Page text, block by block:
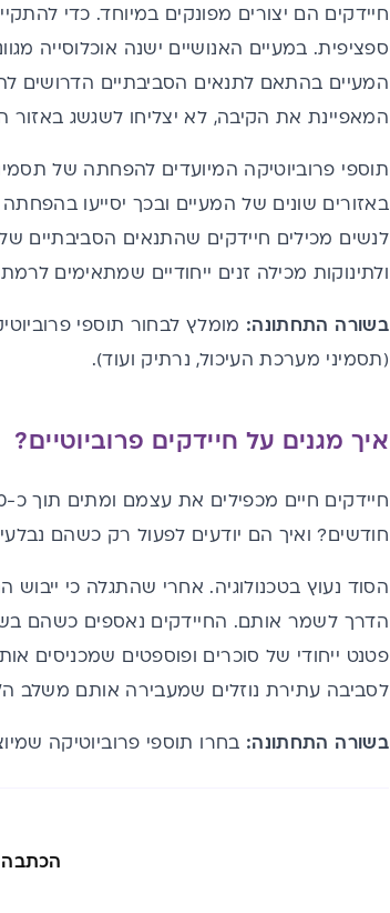
חיידקים הם יצורים מפונקים במיוחד. כדי
ספציפית. במעיים האנושיים ישנה אוכלוסייה
המעיים בהתאם לתנאים הסביבתיים הדרושים
המאפיינת את הקיבה, לא יצליחו לשגשג באזור
תוספי פרוביוטיקה המיועדים להפחתה של
באזורים שונים של המעיים ובכך יסייעו
לנשים מכילים חיידקים שהתנאים הסביבתיים
ולתינוקות מכילה זנים ייחודיים שמתאימים
בשורה התחתונה: מומלץ לבחור תוספי
(תסמיני מערכת העיכול, נרתיק ועוד).
איך מגנים על חיידקים פרוביוטיים?
חודשים? ואיך הם יודעים לפעול רק כשהם
הסוד נעוץ בטכנולוגיה. אחרי שהתגלה כי
הדרך לשמר אותם. החיידקים נאספים כשהם
פטנט ייחודי של סוכרים ופוספטים שמכניסים
לסביבה עתירת נוזלים שמעבירה אותם משלב
בשורה התחתונה: בחרו תוספי פרוביוטיקה
הכתבה